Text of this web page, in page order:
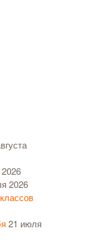
2026
2026
21 июля